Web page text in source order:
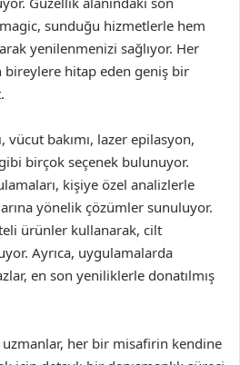
sunduğu hizmetlerle hem
yenilenmenizi sağlıyor. Her
bireylere hitap eden geniş bir
vücut bakımı, lazer epilasyon,
birçok seçenek bulunuyor.
kişiye özel analizlerle
yönelik çözümler sunuluyor.
ürünler kullanarak, cilt
Ayrıca, uygulamalarda
en son yeniliklerle donatılmış
uzmanlar, her bir misafirin kendine